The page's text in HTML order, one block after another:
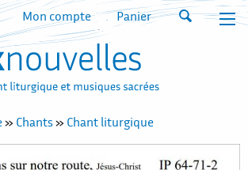
Mon compte Panier
» Chants» Chant liturgique